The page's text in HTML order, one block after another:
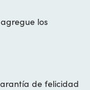
los
de felicidad